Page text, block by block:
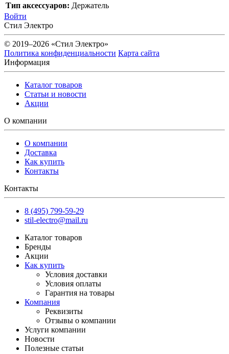
Тип аксессуаров: Держатель
Войти
Стил Электро
© 2019–2026 «Стил Электро»
Политика конфиденциальности Карта сайта
Информация
Каталог товаров
Статьи и новости
Акции
О компании
О компании
Доставка
Как купить
Контакты
Контакты
8 (495) 799-59-29
stil-electro@mail.ru
Каталог товаров
Бренды
Акции
Как купить
Условия доставки
Условия оплаты
Гарантия на товары
Компания
Реквизиты
Отзывы о компании
Услуги компании
Новости
Полезные статьи